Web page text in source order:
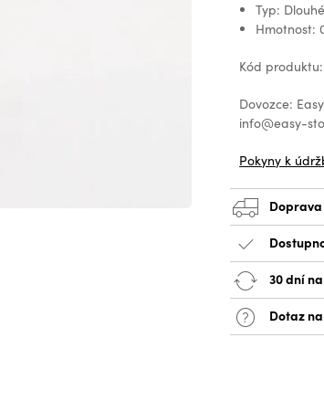
Typ: Dlouhé
Hmotnost:
Kód
Dovozce:
info@easy-
Pokyny k
Doprava
30 dní
Dotaz